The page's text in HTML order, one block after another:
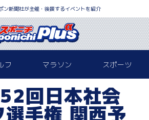
ン新聞社が主催・後援するイベントを紹介
フ マラソン スポーツ
回日本社会
手権 関西予